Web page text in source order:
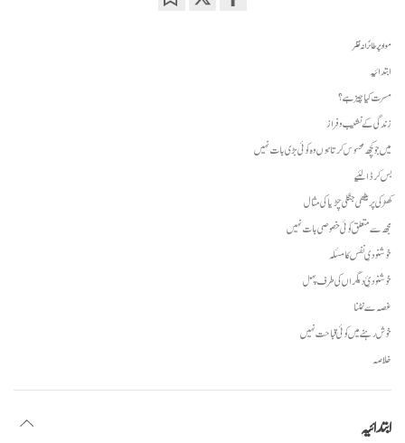
مواد پر طائرانہ نظر
ابتدائیہ
مسرت کیا چیز ہے؟
زندگی کے نشیب و فراز
میں جو کچھ محسوس کرتا ہوں وہ کوئی بڑی بات نہیں
بس کر ڈالئیے
کھڑکی پر بیٹھی جنگلی چڑیا کی مثال
مجھ سے متعلق کوئی خصوصی بات نہیں
خوشنودیِ نفس کا مسئلہ
خوشنودیِٔ دیگراں کی طرف پہل
غصہ سے نمٹنا
خوش رہنے میں کوئی قباحت نہیں
خلاصہ
ابتدائیہ